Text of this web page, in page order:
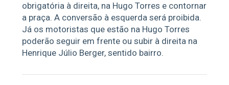
obrigatória à direita, na Hugo Torres e contornar
a praça. A conversão à esquerda será proibida.
Já os motoristas que estão na Hugo Torres
poderão seguir em frente ou subir à direita na
Henrique Júlio Berger, sentido bairro.